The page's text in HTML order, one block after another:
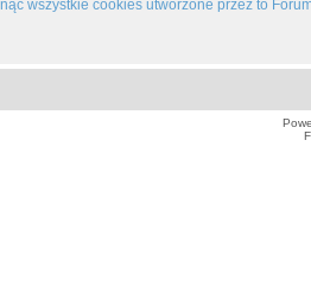
wszystkie cookies utworzone przez to